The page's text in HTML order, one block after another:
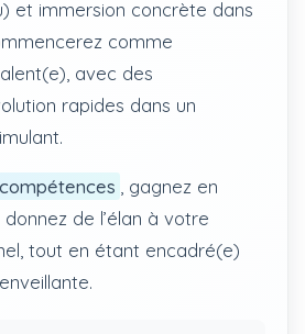
et immersion concrète dans
comme
avec des
rapides dans un
compétences
, gagnez en
de l’élan à votre
tout en étant encadré(e)